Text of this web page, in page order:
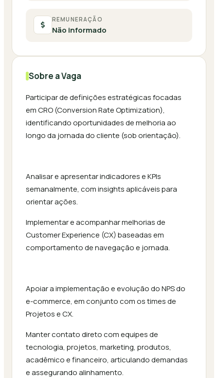
REMUNERAÇÃO
Não informado
Sobre a Vaga
Participar de definições estratégicas focadas
em CRO (Conversion Rate Optimization),
identificando oportunidades de melhoria ao
longo da jornada do cliente (sob orientação).
Analisar e apresentar indicadores e KPIs
semanalmente, com insights aplicáveis para
orientar ações.
Implementar e acompanhar melhorias de
Customer Experience (CX) baseadas em
comportamento de navegação e jornada.
Apoiar a implementação e evolução do NPS do
e-commerce, em conjunto com os times de
Projetos e CX.
Manter contato direto com equipes de
tecnologia, projetos, marketing, produtos,
acadêmico e financeiro, articulando demandas
e assegurando alinhamento.